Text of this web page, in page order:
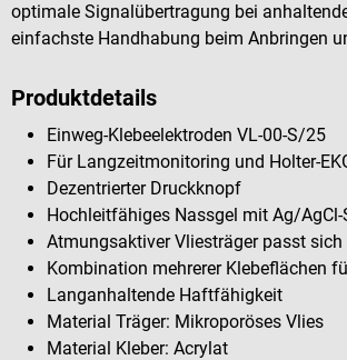
optimale Signalübertragung bei
einfachste Handhabung beim Anbringen
Produktdetails
Einweg-Klebeelektroden VL-00-S/25
Für Langzeitmonitoring und Holter-
Dezentrierter Druckknopf
Hochleitfähiges Nassgel mit Ag/AgCl-
Atmungsaktiver Vliesträger passt
Kombination mehrerer Klebeflächen
Langanhaltende Haftfähigkeit
Material Träger: Mikroporöses Vlies
Material Kleber: Acrylat